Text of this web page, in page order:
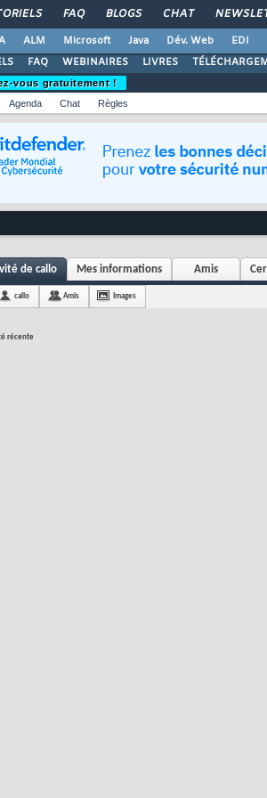
FAQ BLOGS CHAT
ALM Microsoft Java Dév. Web EDI
FAQ WEBINAIRES LIVRES
vous gratuitement !
Agenda Chat Règles
de callo Mes informations Amis
callo Amis Images
récente